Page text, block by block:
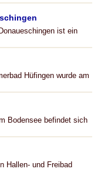
ist ein
Hüfingen wurde am
Bodensee befindet sich
Hallen- und Freibad